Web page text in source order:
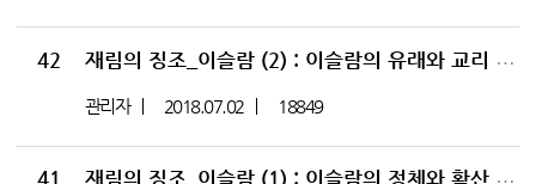
42 재림의 징조_이슬람 (2) : 이슬람의 유래와 교리 그리고 위험성, 예맨 난민
관리자 2018.07.02 18849
41